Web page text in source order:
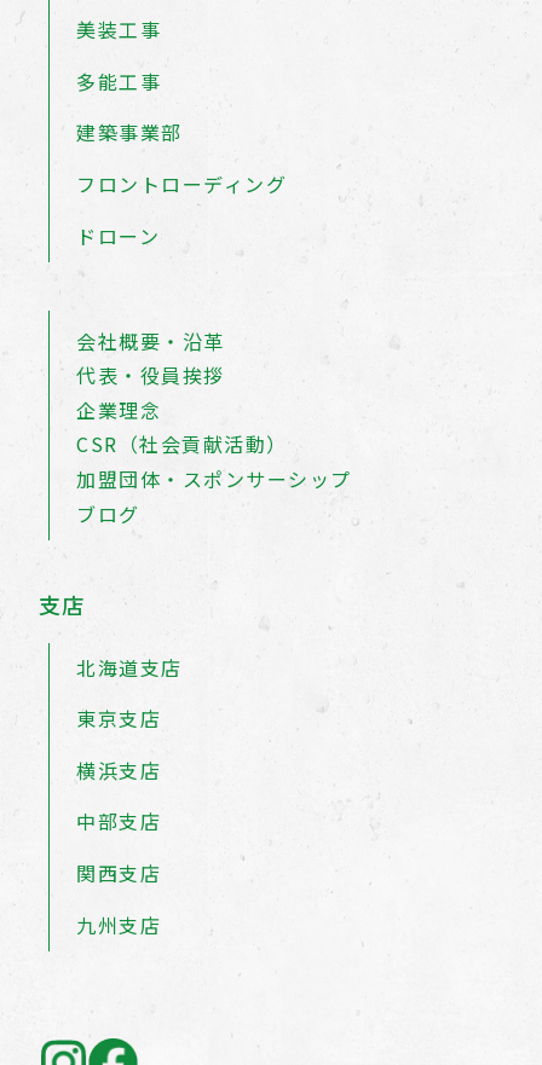
美装工事
多能工事
建築事業部
フロントローディング
ドローン
会社概要・沿革
代表・役員挨拶
企業理念
CSR（社会貢献活動）
加盟団体・スポンサーシップ
ブログ
支店
北海道支店
東京支店
横浜支店
中部支店
関西支店
九州支店